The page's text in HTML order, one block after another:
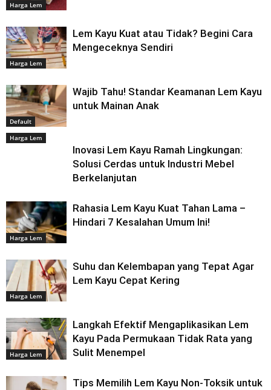
Harga Lem
Harga Lem
Lem Kayu Kuat atau Tidak? Begini Cara
Mengeceknya Sendiri
Default
Wajib Tahu! Standar Keamanan Lem Kayu
untuk Mainan Anak
Harga Lem
Inovasi Lem Kayu Ramah Lingkungan:
Solusi Cerdas untuk Industri Mebel
Berkelanjutan
Harga Lem
Rahasia Lem Kayu Kuat Tahan Lama –
Hindari 7 Kesalahan Umum Ini!
Harga Lem
Suhu dan Kelembapan yang Tepat Agar
Lem Kayu Cepat Kering
Harga Lem
Langkah Efektif Mengaplikasikan Lem
Kayu Pada Permukaan Tidak Rata yang
Sulit Menempel
Tips Memilih Lem Kayu Non-Toksik untuk